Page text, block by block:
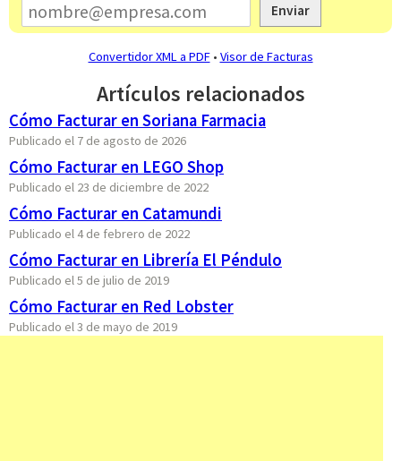
Enviar
Convertidor XML a PDF• Visor de Facturas
Artículos relacionados
Cómo Facturar en Soriana Farmacia
Publicado el 7 de agosto de 2026
Cómo Facturar en LEGO Shop
Publicado el 23 de diciembre de 2022
Cómo Facturar en Catamundi
Publicado el 4 de febrero de 2022
Cómo Facturar en Librería El Péndulo
Publicado el 5 de julio de 2019
Cómo Facturar en Red Lobster
Publicado el 3 de mayo de 2019